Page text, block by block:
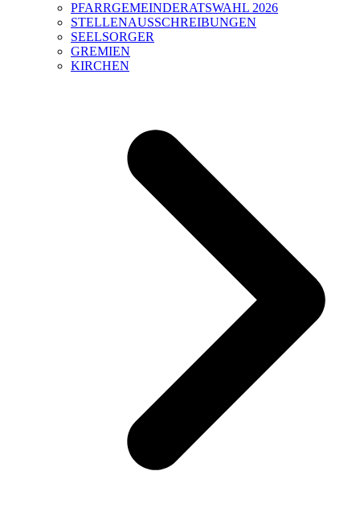
PFARRGEMEINDERATSWAHL 2026
STELLENAUSSCHREIBUNGEN
SEELSORGER
GREMIEN
KIRCHEN